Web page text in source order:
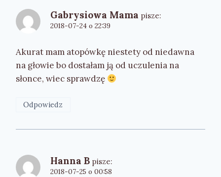
Gabrysiowa Mama pisze:
2018-07-24 o 22:39
Akurat mam atopówkę niestety od niedawna
na głowie bo dostałam ją od uczulenia na
słonce, wiec sprawdzę
Odpowiedz
Hanna B pisze:
2018-07-25 o 00:58